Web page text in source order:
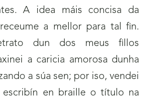
A idea máis concisa da
a mellor para tal fin.
dun dos meus fillos
a caricia amorosa dunha
a súa sen; por iso, vendei
escribín en braille o título na